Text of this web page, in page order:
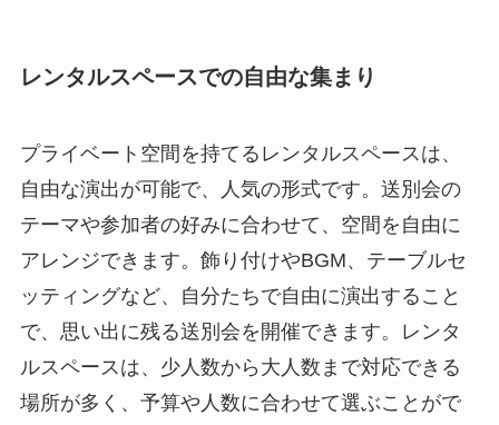
レンタルスペースでの自由な集まり
プライベート空間を持てるレンタルスペースは、
自由な演出が可能で、人気の形式です。送別会の
テーマや参加者の好みに合わせて、空間を自由に
アレンジできます。飾り付けやBGM、テーブルセ
ッティングなど、自分たちで自由に演出すること
で、思い出に残る送別会を開催できます。レンタ
ルスペースは、少人数から大人数まで対応できる
場所が多く、予算や人数に合わせて選ぶことがで